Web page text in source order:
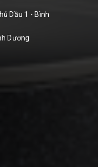
Dầu 1 - Bình
Dương